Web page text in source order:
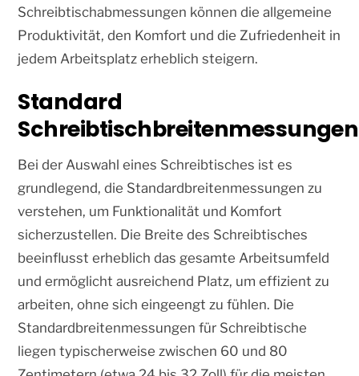
Schreibtischabmessungen können die allgemeine
Produktivität, den Komfort und die Zufriedenheit in
jedem Arbeitsplatz erheblich steigern.
Standard
Schreibtischbreitenmessungen
Bei der Auswahl eines Schreibtisches ist es
grundlegend, die Standardbreitenmessungen zu
verstehen, um Funktionalität und Komfort
sicherzustellen. Die Breite des Schreibtisches
beeinflusst erheblich das gesamte Arbeitsumfeld
und ermöglicht ausreichend Platz, um effizient zu
arbeiten, ohne sich eingeengt zu fühlen. Die
Standardbreitenmessungen für Schreibtische
liegen typischerweise zwischen 60 und 80